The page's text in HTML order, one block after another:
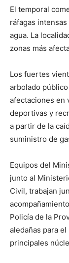
El temporal
ráfagas
agua. La
zonas más
Los fuertes
arbolado
afectaciones en
deportivas y
a partir de la
suministro de
Equipos del
junto al
Civil, trabajan
Policía de la
aledañas para
principales